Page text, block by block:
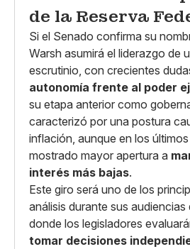
de la Reserva
Si el Senado confirma su
Warsh asumirá el liderazgo de
escrutinio, con crecientes
autonomía frente al poder
su etapa anterior como
caracterizó por una postura
inflación, aunque en los
mostrado mayor apertura a
interés más bajas.
Este giro será uno de los
análisis durante sus audiencias
donde los legisladores
tomar decisiones